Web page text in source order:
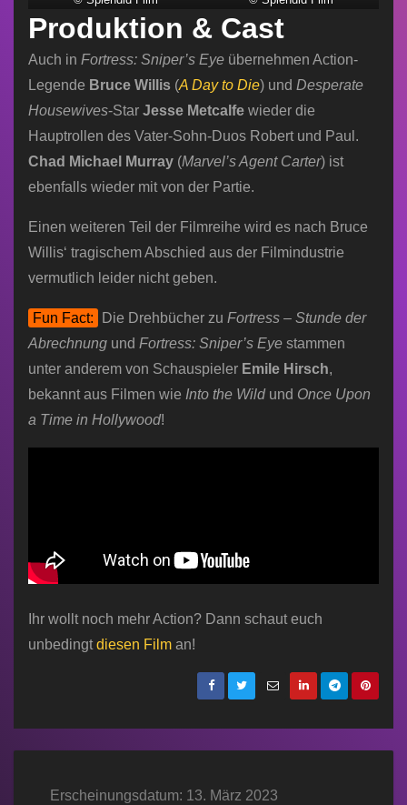
Produktion & Cast
Auch in Fortress: Sniper’s Eye übernehmen Action-
Legende Bruce Willis (A Day to Die) und Desperate
Housewives-Star Jesse Metcalfe wieder die
Hauptrollen des Vater-Sohn-Duos Robert und Paul.
Chad Michael Murray (Marvel’s Agent Carter) ist
ebenfalls wieder mit von der Partie.
Einen weiteren Teil der Filmreihe wird es nach Bruce
Willis‘ tragischem Abschied aus der Filmindustrie
vermutlich leider nicht geben.
Fun Fact: Die Drehbücher zu Fortress – Stunde der
Abrechnung und Fortress: Sniper’s Eye stammen
unter anderem von Schauspieler Emile Hirsch,
bekannt aus Filmen wie Into the Wildund Once Upon
a Time in Hollywood!
Ihr wollt noch mehr Action? Dann schaut euch
unbedingtdiesen Film an!
Erscheinungsdatum: 13. März 2023